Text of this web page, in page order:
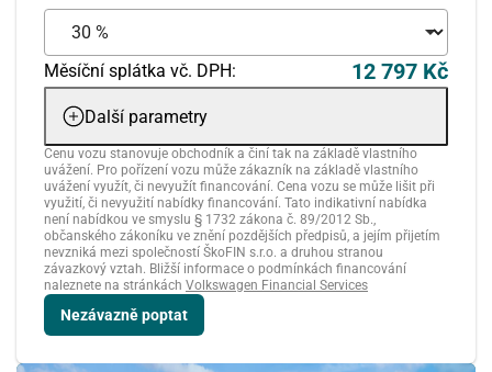
Měsíční splátka vč. DPH: 12 797 Kč
Další parametry
Cenu vozu stanovuje obchodník a činí tak na základě vlastního
uvážení. Pro pořízení vozu může zákazník na základě vlastního
uvážení využít, či nevyužít financování. Cena vozu se může lišit při
využití, či nevyužití nabídky financování. Tato indikativní nabídka
není nabídkou ve smyslu § 1732 zákona č. 89/2012 Sb.,
občanského zákoníku ve znění pozdějších předpisů, a jejím přijetím
nevzniká mezi společností ŠkoFIN s.r.o. a druhou stranou
závazkový vztah. Bližší informace o podmínkách financování
naleznete na stránkách Volkswagen Financial Services
Nezávazně poptat
NE
27 28 29 30 31 1 2
3 4 5
10 11 12 13 14 15
17 18 19 20 21 22 23
24 25 26 27 28 29
31 1 2